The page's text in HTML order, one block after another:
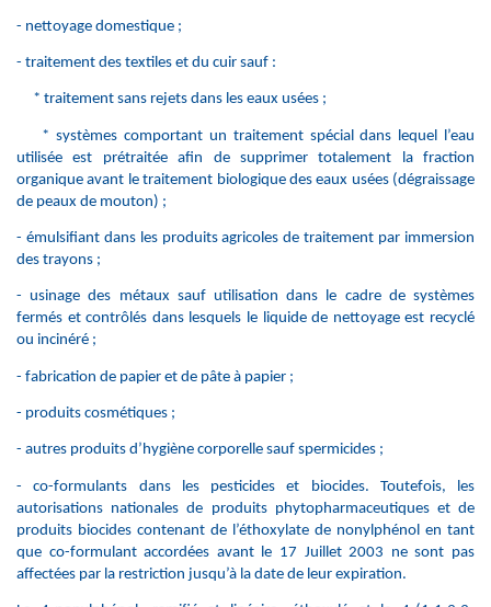
- nettoyage domestique ;
- traitement des textiles et du cuir sauf :
* traitement sans rejets dans les eaux usées ;
* systèmes comportant un traitement spécial dans lequel l’eau
utilisée est prétraitée afin de supprimer totalement la fraction
organique avant le traitement biologique des eaux usées (dégraissage
de peaux de mouton) ;
- émulsifiant dans les produits agricoles de traitement par immersion
des trayons ;
- usinage des métaux sauf utilisation dans le cadre de systèmes
fermés et contrôlés dans lesquels le liquide de nettoyage est recyclé
ou incinéré ;
- fabrication de papier et de pâte à papier ;
- produits cosmétiques ;
- autres produits d’hygiène corporelle sauf spermicides ;
- co-formulants dans les pesticides et biocides. Toutefois, les
autorisations nationales de produits phytopharmaceutiques et de
produits biocides contenant de l’éthoxylate de nonylphénol en tant
que co-formulant accordées avant le 17 Juillet 2003 ne sont pas
affectées par la restriction jusqu’à la date de leur expiration.